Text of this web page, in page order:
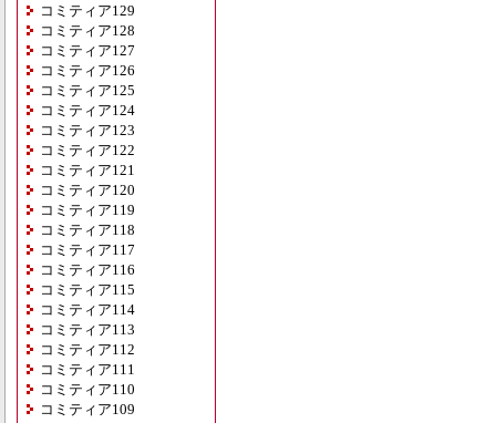
コミティア129
コミティア128
コミティア127
コミティア126
コミティア125
コミティア124
コミティア123
コミティア122
コミティア121
コミティア120
コミティア119
コミティア118
コミティア117
コミティア116
コミティア115
コミティア114
コミティア113
コミティア112
コミティア111
コミティア110
コミティア109